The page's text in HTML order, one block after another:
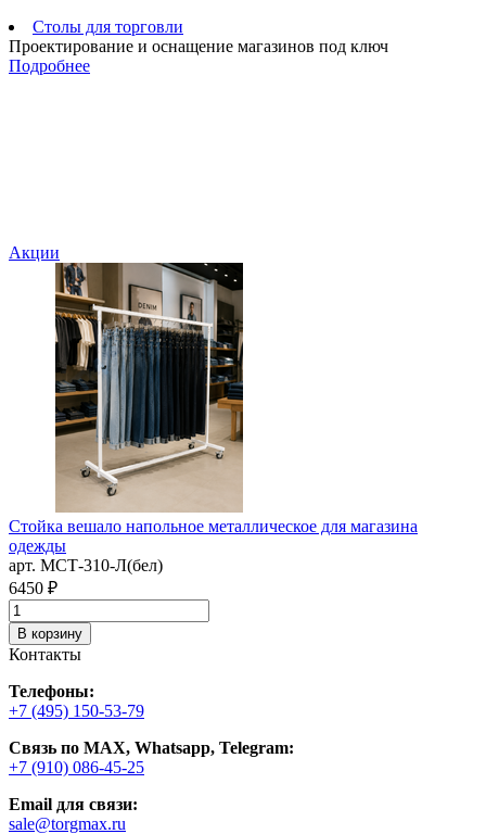
Столы для торговли
Проектирование и оснащение магазинов под ключ
Подробнее
Акции
Стойка вешало напольное металлическое для магазина
одежды
арт. MСТ-310-Л(бел)
6450 ₽
В корзину
Контакты
Телефоны:
+7 (495) 150-53-79
Связь по MAX, Whatsapp, Telegram:
+7 (910) 086-45-25
Email для связи:
sale@torgmax.ru